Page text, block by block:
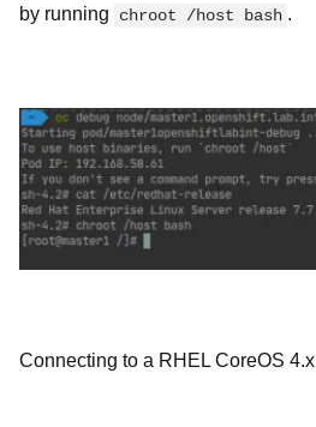
by running
chroot /host bash .
Connecting to a RHEL CoreOS